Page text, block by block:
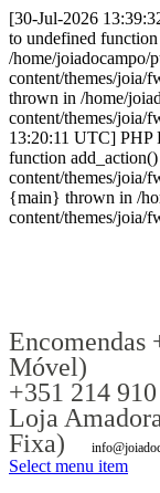
[30-Jul-2026
to undefined
/home/joiadocampo/
content/themes/joia/
thrown in /home/
content/themes/joia/
13:20:11 UTC] PHP
function
content/themes/joia/
{main} thrown in /
content/themes/joia/
Encomendas
Móvel)
+351 214
Loja
Fixa)
Select menu item